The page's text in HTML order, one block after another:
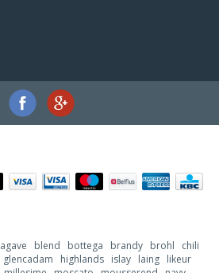
agave blend bottega brandy brohl
chili
glencadam highlands islay laing likeur